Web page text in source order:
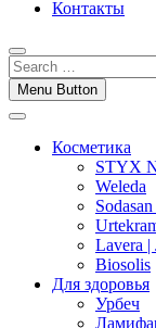
Контакты
Menu Button
Косметика
STYX
Weleda
Lavera |
Biosolis
Для здоровья
Урбеч